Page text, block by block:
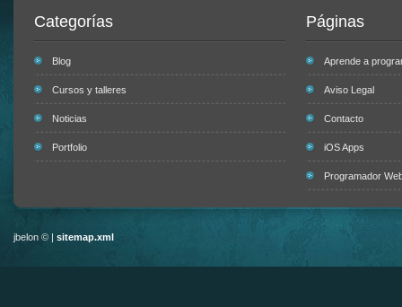
Categorías
Blog
Cursos y talleres
Noticias
Portfolio
Páginas
Aprende a
Aviso Legal
Contacto
iOS Apps
Programador
jbelon © | sitemap.xml